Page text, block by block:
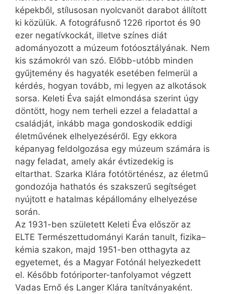
képekből, stílusosan nyolcvanöt darabot állított
ki közülük. A fotográfusnő 1226 riportot és 90
ezer negatívkockát, illetve színes diát
adományozott a múzeum fotóosztályának. Nem
kis számokról van szó. Előbb-utóbb minden
gyűjtemény és hagyaték esetében felmerül a
kérdés, hogyan tovább, mi legyen az alkotások
sorsa. Keleti Éva saját elmondása szerint úgy
döntött, hogy nem terheli ezzel a feladattal a
családját, inkább maga gondoskodik eddigi
életművének elhelyezéséről. Egy ekkora
képanyag feldolgozása egy múzeum számára is
nagy feladat, amely akár évtizedekig is
eltarthat. Szarka Klára fotótörténész, az életmű
gondozója hathatós és szakszerű segítséget
nyújtott e hatalmas képállomány elhelyezése
során.
Az 1931-ben született Keleti Éva először az
ELTE Természettudományi Karán tanult, fizika–
kémia szakon, majd 1951-ben otthagyta az
egyetemet, és a Magyar Fotónál helyezkedett
el. Később fotóriporter-tanfolyamot végzett
Vadas Ernő és Langer Klára tanítványaként.